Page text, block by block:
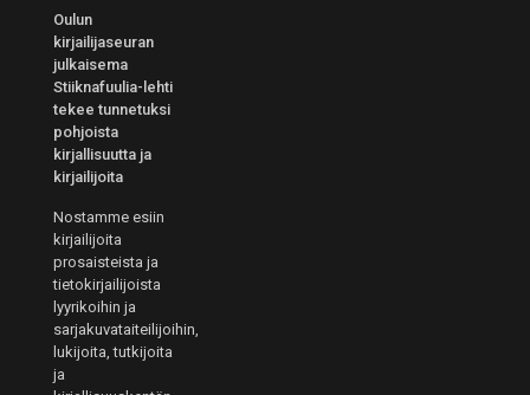
Oulun
kirjailijaseuran
julkaisema
Stiiknafuulia-lehti
tekee tunnetuksi
pohjoista
kirjallisuutta ja
kirjailijoita
Nostamme esiin
kirjailijoita
prosaisteista ja
tietokirjailijoista
lyyrikoihin ja
sarjakuvataiteilijoihin,
lukijoita, tutkijoita
ja